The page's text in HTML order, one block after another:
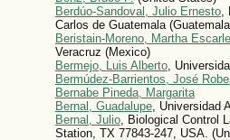
Berdúo-Sandoval, Julio Ernesto,
Carlos de Guatemala
Beristain-Moreno, Martha
Veracruz (Mexico)
Bermejo, Luis Alberto,
Bermúdez-Barrientos, José
Bernabe Pineda, Margarita
Bernal, Guadalupe, Universidad
Bernal, Julio, Biological Control
Station, TX 77843-247, USA.